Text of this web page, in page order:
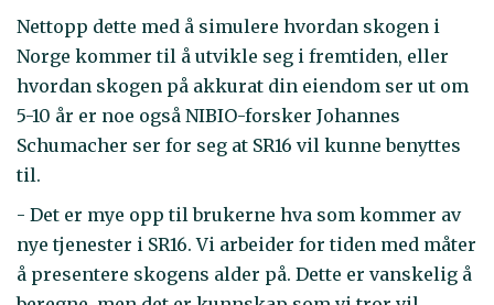
Nettopp dette med å simulere hvordan skogen i
Norge kommer til å utvikle seg i fremtiden, eller
hvordan skogen på akkurat din eiendom ser ut om
5-10 år er noe også NIBIO-forsker Johannes
Schumacher ser for seg at SR16 vil kunne benyttes
til.
- Det er mye opp til brukerne hva som kommer av
nye tjenester i SR16. Vi arbeider for tiden med måter
å presentere skogens alder på. Dette er vanskelig å